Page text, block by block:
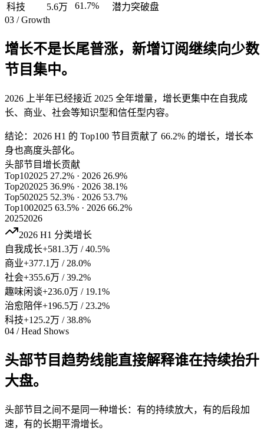
科技
5.6万 61.7%
潜力突破盘
03 / Growth
增长不是长尾普涨，新增订阅继续向少数
节目集中。
2026 上半年已经接近 2025 全年增量，增长更集中在自我成
长、商业、社会等知识型和信任型内容。
结论：2026 H1 的 Top100 节目贡献了 66.2% 的增长，增长本
身也高度头部化。
头部节目增长贡献
Top102025 27.2% · 2026 26.9%
Top202025 36.9% · 2026 38.1%
Top502025 52.3% · 2026 53.7%
Top1002025 63.5% · 2026 66.2%
20252026
2026 H1 分类增长
自我成长+581.3万 /40.5%
商业+377.1 万 / 28.0%
社会+355.6万 /39.2%
趣味闲谈+236.0万 / 19.1%
治愈陪伴+196.5万 / 23.2%
科技+125.2万 /38.8%
04 / Head Shows
头部节目趋势线能直接解释谁在持续抬升
大盘。
头部节目之间不是同一种增长：有的持续放大，有的后段加
速，有的长期平滑增长。